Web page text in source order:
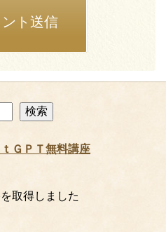
ント送信
検索
ＧＰＴ無料講座
取得しました